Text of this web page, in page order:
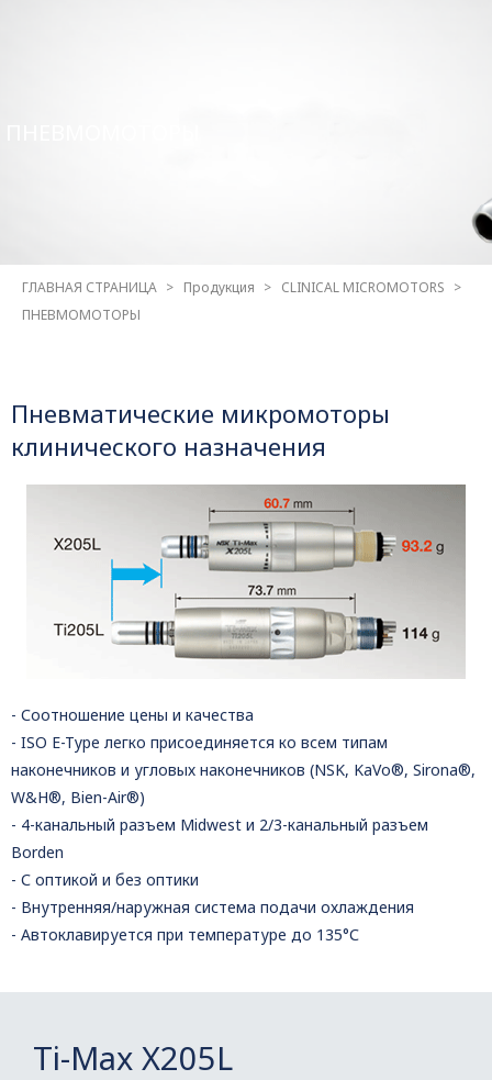
ГЛАВНАЯ СТРАНИЦА Продукция
CLINICAL MICROMOTORS
ПНЕВМОМОТОРЫ
Пневматические микромоторы
клинического назначения
- Соотношение цены и качества
- ISO E-Type легко присоединяется ко всем типам
наконечников и угловых наконечников (NSK, KaVo®, Sirona®,
W&H®, Bien-Air®)
- 4-канальный разъем Midwest и 2/3-канальный разъем
Borden
- С оптикой и без оптики
- Внутренняя/наружная система подачи охлаждения
- Автоклавируется при температуре до 135°С
Ti-Max X205L